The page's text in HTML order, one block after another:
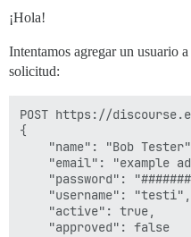
¡Hola!
Intentamos agregar un usuario
solicitud:
POST https://
{
"name": "Bob
"email": "example
"password":
    "username": "testi",
    "active": true,
    "approved": false